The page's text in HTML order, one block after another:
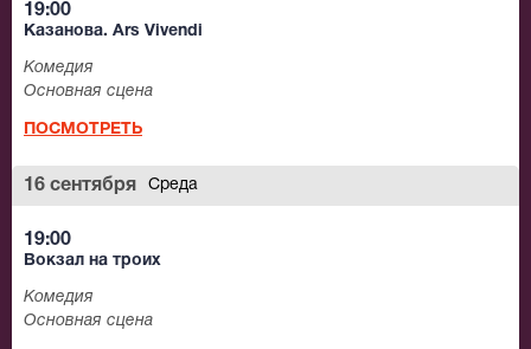
19:00
Казанова. Ars Vivendi
Комедия
Основная сцена
ПОСМОТРЕТЬ
16 сентября Среда
19:00
Вокзал на троих
Комедия
Основная сцена